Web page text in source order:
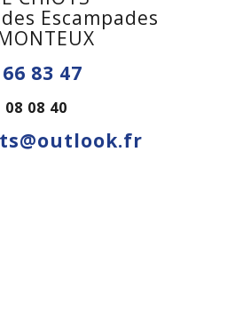
Escampades
83 47
08 08 40